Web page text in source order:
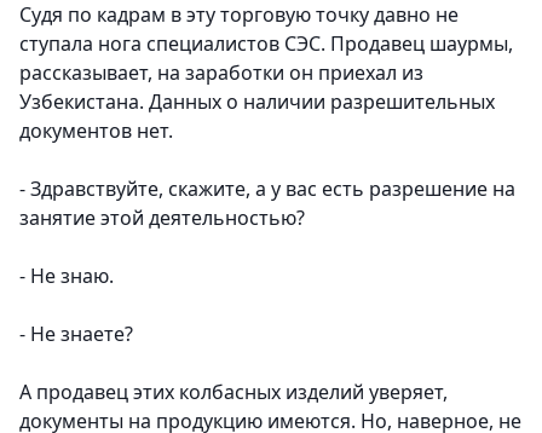
Судя по кадрам в эту торговую точку давно не
ступала нога специалистов СЭС. Продавец шаурмы,
рассказывает, на заработки он приехал из
Узбекистана. Данных о наличии разрешительных
документов нет.
- Здравствуйте, скажите, а у вас есть разрешение на
занятие этой деятельностью?
- Не знаю.
- Не знаете?
А продавец этих колбасных изделий уверяет,
документы на продукцию имеются. Но, наверное, не